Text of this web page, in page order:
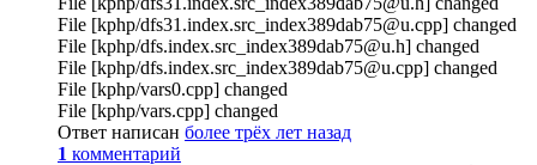
File [kphp/dfs31.index.src_index389dab75@u.cpp] changed
File [kphp/dfs.index.src_index389dab75@u.h] changed
File [kphp/dfs.index.src_index389dab75@u.cpp] changed
File [kphp/vars0.cpp] changed
File [kphp/vars.cpp] changed
Ответ написан более трёх лет назад
1 комментарий